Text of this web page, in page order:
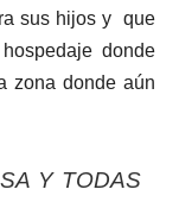
sus hijos y que
donde
zona donde aún
Y TODAS